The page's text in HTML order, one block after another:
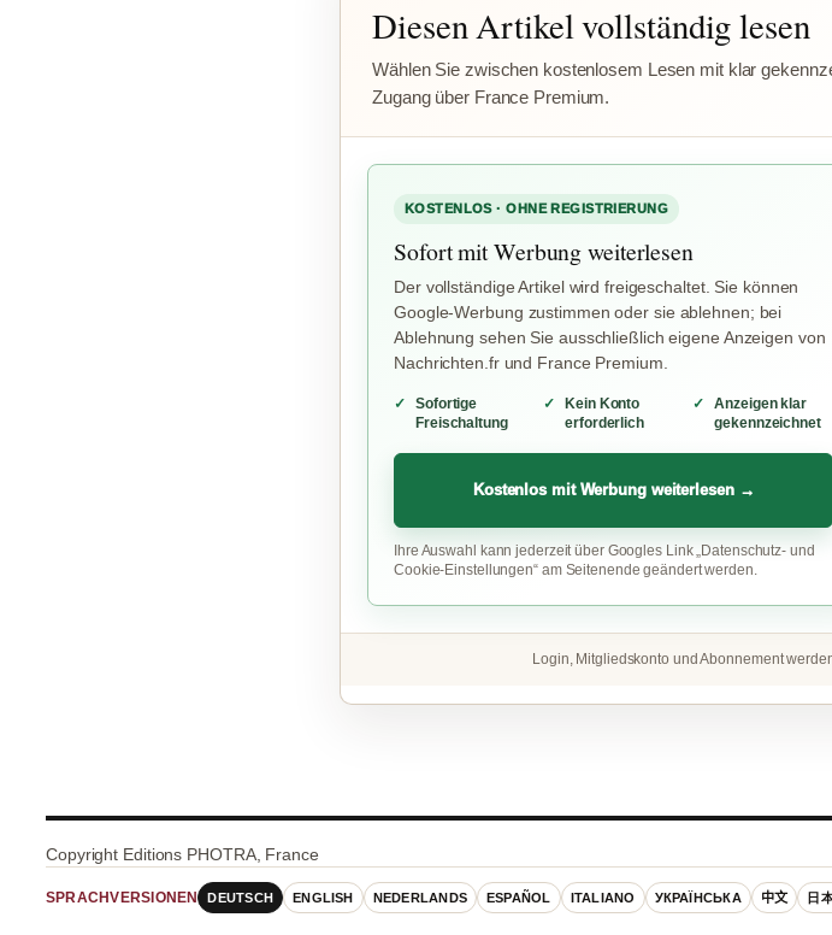
Diesen Artikel vollständig lesen
Wählen Sie zwischen kostenlosem Lesen mit klar
Zugang über France Premium.
KOSTENLOS · OHNE REGISTRIERUNG
Sofort mit Werbung weiterlesen
Der vollständige Artikel wird freigeschaltet. Sie können
Google-Werbung zustimmen oder sie ablehnen; bei
Ablehnung sehen Sie ausschließlich eigene Anzeigen von
Nachrichten.fr und France Premium.
Sofortige
Freischaltung
Kein Konto
erforderlich
Anzeigen klar
gekennzeichnet
Kostenlos mit Werbung weiterlesen →
Ihre Auswahl kann jederzeit über Googles Link „Datenschutz- und
Cookie-Einstellungen“ am Seitenende geändert werden.
Login, Mitgliedskonto und Abonnement
Copyright Editions PHOTRA, France
SPRACHVERSIONEN DEUTSCH ENGLISH NEDERLANDS ESPAÑOL ITALIANO УКРАЇНСЬКА 中文 日